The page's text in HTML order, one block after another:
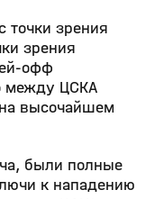
точки зрения
зрения
между ЦСКА
высочайшем
были полные
к нападению